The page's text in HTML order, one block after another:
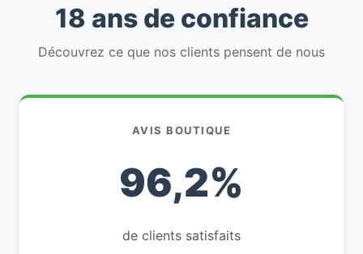
18 ans de confiance
Découvrez ce que nos clients pensent de nous
AVIS BOUTIQUE
96,2%
de clients satisfaits